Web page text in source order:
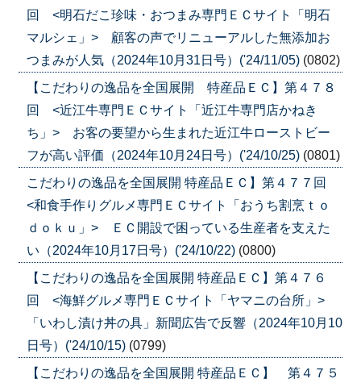
回 <明石だこ珍味・おつまみ専門ＥＣサイト「明石
マルシェ」> 顧客の声でリニューアルした無添加お
つまみが人気（2024年10月31日号）('24/11/05) (0802)
【こだわりの逸品を全国展開 特産品ＥＣ】第４７８
回 <近江牛専門ＥＣサイト「近江牛専門店かねき
ち」> お客の要望から生まれた近江牛ローストビー
フが高い評価（2024年10月24日号）('24/10/25) (0801)
こだわりの逸品を全国展開 特産品ＥＣ】第４７７回
<和食手作りグルメ専門ＥＣサイト「おうち割烹ｔｏ
ｄｏｋｕ」> ＥＣ開設で困っている生産者を支えた
い（2024年10月17日号）('24/10/22) (0800)
【こだわりの逸品を全国展開 特産品ＥＣ】第４７６
回 <海鮮グルメ専門ＥＣサイト「ヤマニの台所」>
「いわし漬け丼の具」新聞広告で反響（2024年10月10
日号）('24/10/15) (0799)
【こだわりの逸品を全国展開 特産品ＥＣ】 第４７５